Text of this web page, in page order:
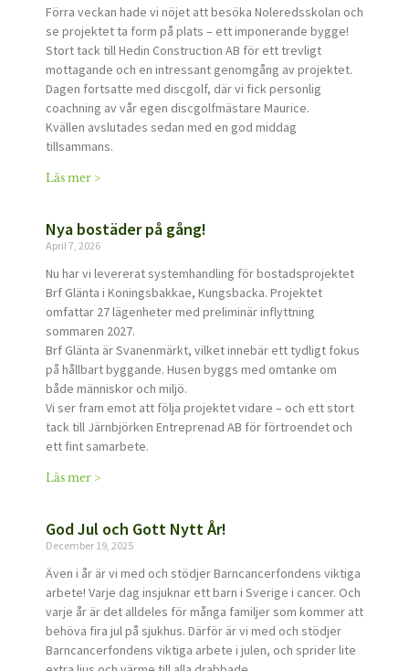
Förra veckan hade vi nöjet att besöka Noleredsskolan och
se projektet ta form på plats – ett imponerande bygge!
Stort tack till Hedin Construction AB för ett trevligt
mottagande och en intressant genomgång av projektet.
Dagen fortsatte med discgolf, där vi fick personlig
coachning av vår egen discgolfmästare Maurice.
Kvällen avslutades sedan med en god middag
tillsammans.
Läs mer >
Nya bostäder på gång!
April 7, 2026
Nu har vi levererat systemhandling för bostadsprojektet
Brf Glänta i Koningsbakkae, Kungsbacka. Projektet
omfattar 27 lägenheter med preliminär inflyttning
sommaren 2027.
Brf Glänta är Svanenmärkt, vilket innebär ett tydligt fokus
på hållbart byggande. Husen byggs med omtanke om
både människor och miljö.
Vi ser fram emot att följa projektet vidare – och ett stort
tack till Järnbjörken Entreprenad AB för förtroendet och
ett fint samarbete.
Läs mer >
God Jul och Gott Nytt År!
December 19, 2025
Även i år är vi med och stödjer Barncancerfondens viktiga
arbete! Varje dag insjuknar ett barn i Sverige i cancer. Och
varje år är det alldeles för många familjer som kommer att
behöva fira jul på sjukhus. Därför är vi med och stödjer
Barncancerfondens viktiga arbete i julen, och sprider lite